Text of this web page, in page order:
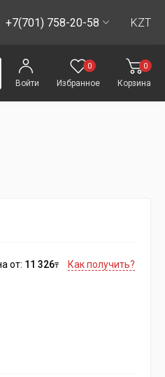
+7(701) 758-20-58 KZT
Войти
0
Избранное
0
Корзина
от: 11 326₸ Как получить?